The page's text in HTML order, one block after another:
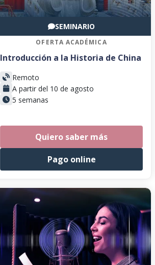
SEMINARIO
OFERTA ACADÉMICA
Introducción a la Historia de China
Remoto
A partir del 10 de agosto
5 semanas
Quiero saber más
Pago online